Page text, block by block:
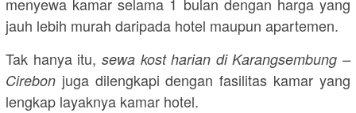
menyewa kamar selama 1 bulan dengan harga yang
jauh lebih murah daripada hotel maupun apartemen.
Tak hanya itu, sewa kost harian di Karangsembung –
Cirebon juga dilengkapi dengan fasilitas kamar yang
lengkap layaknya kamar hotel.